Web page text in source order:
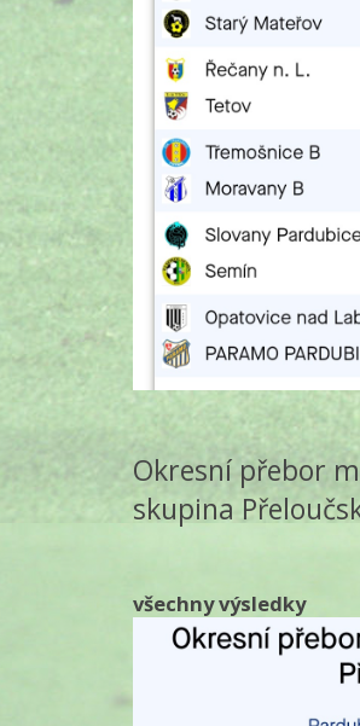
Okresní přebor
skupina
všechny výsledky